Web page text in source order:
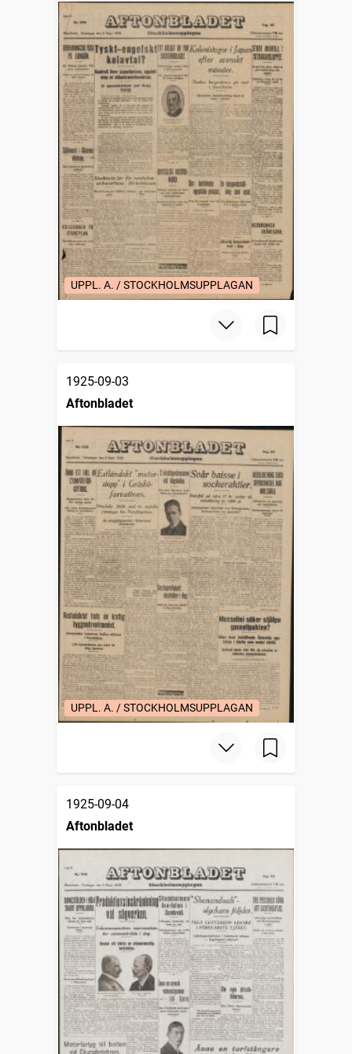
UPPL. A. / STOCKHOLMSUPPLAGAN
1925-09-03
Aftonbladet
UPPL. A. / STOCKHOLMSUPPLAGAN
1925-09-04
Aftonbladet